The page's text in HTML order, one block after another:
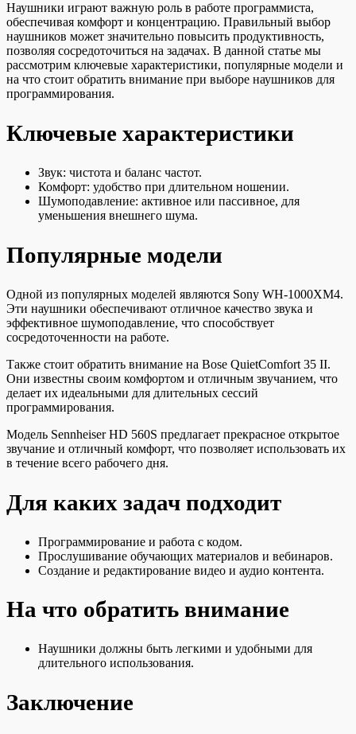
Наушники играют важную роль в работе программиста,
обеспечивая комфорт и концентрацию. Правильный выбор
наушников может значительно повысить продуктивность,
позволяя сосредоточиться на задачах. В данной статье мы
рассмотрим ключевые характеристики, популярные модели и
на что стоит обратить внимание при выборе наушников для
программирования.
Ключевые характеристики
Звук: чистота и баланс частот.
Комфорт: удобство при длительном ношении.
Шумоподавление: активное или пассивное, для
уменьшения внешнего шума.
Популярные модели
Одной из популярных моделей являются Sony WH-1000XM4.
Эти наушники обеспечивают отличное качество звука и
эффективное шумоподавление, что способствует
сосредоточенности на работе.
Также стоит обратить внимание на Bose QuietComfort 35 II.
Они известны своим комфортом и отличным звучанием, что
делает их идеальными для длительных сессий
программирования.
Модель Sennheiser HD 560S предлагает прекрасное открытое
звучание и отличный комфорт, что позволяет использовать их
в течение всего рабочего дня.
Для каких задач подходит
Программирование и работа с кодом.
Прослушивание обучающих материалов и вебинаров.
Создание и редактирование видео и аудио контента.
На что обратить внимание
Наушники должны быть легкими и удобными для
длительного использования.
Заключение